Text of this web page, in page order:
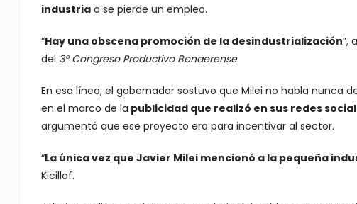
industriao se pierde un empleo.
“Hay una obscena promoción de la desindustrialización”,
del 3° Congreso Productivo Bonaerense.
En esa línea, el gobernador sostuvo que Milei no habla nunca
en el marco de la publicidad que realizó en sus redes
argumentó que ese proyecto era para incentivar al sector.
“La única vez que Javier Milei mencionó a la pequeña
Kicillof.